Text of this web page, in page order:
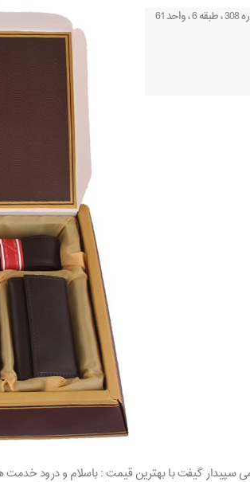
61
- ست هدیه تبلیغاتی چرمی سپیدار گیفت با بهترین قیمت :